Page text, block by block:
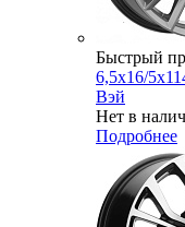
Быстрый
6,5x16/
Вэй
Нет в
Подробнее